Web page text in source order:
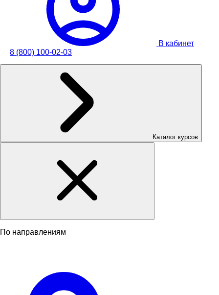
В кабинет
8 (800) 100-02-03
Каталог курсов
По направлениям